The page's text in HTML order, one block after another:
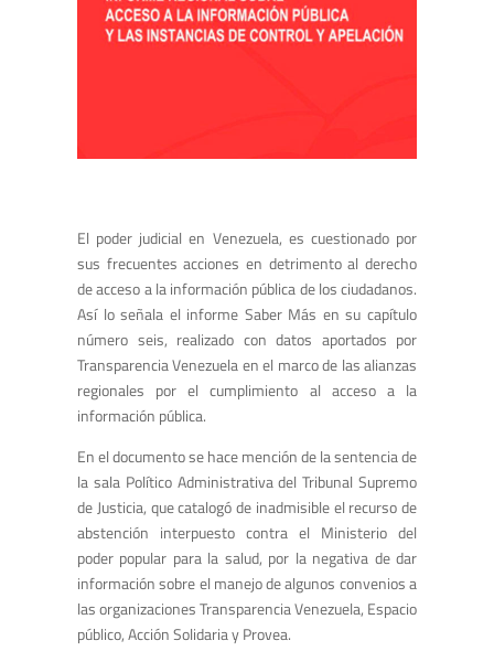
El poder judicial en Venezuela, es cuestionado por
sus frecuentes acciones en detrimento al derecho
de acceso a la información pública de los ciudadanos.
Así lo señala el informe Saber Más en su capítulo
número seis, realizado con datos aportados por
Transparencia Venezuela en el marco de las alianzas
regionales por el cumplimiento al acceso a la
información pública.
En el documento se hace mención de la sentencia de
la sala Político Administrativa del Tribunal Supremo
de Justicia, que catalogó de inadmisible el recurso de
abstención interpuesto contra el Ministerio del
poder popular para la salud, por la negativa de dar
información sobre el manejo de algunos convenios a
las organizaciones Transparencia Venezuela, Espacio
público, Acción Solidaria y Provea.